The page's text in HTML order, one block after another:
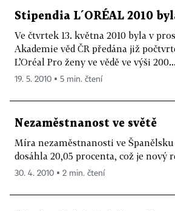
Stipendia L´ORÉAL 2010
Ve čtvrtek 13. května 2010 byla v
Akademie věd ČR předána již
L’Oréal Pro ženy ve vědě ve výši 200...
19. 5. 2010 ▪ 5 min. čtení
Nezaměstnanost ve světě
Míra nezaměstnanosti ve
dosáhla 20,05 procenta, což je nový
30. 4. 2010 ▪ 2 min. čtení